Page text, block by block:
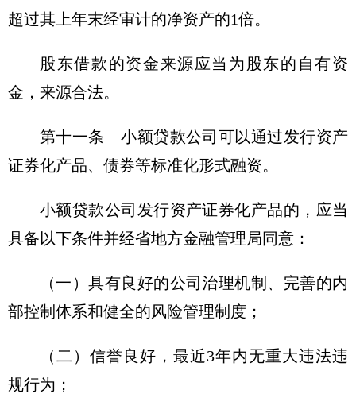
超过其上年末经审计的净资产的1倍。
股东借款的资金来源应当为股东的自有资
金，来源合法。
第十一条 小额贷款公司可以通过发行资产
证券化产品、债券等标准化形式融资。
小额贷款公司发行资产证券化产品的，应当
具备以下条件并经省地方金融管理局同意：
（一）具有良好的公司治理机制、完善的内
部控制体系和健全的风险管理制度；
（二）信誉良好，最近3年内无重大违法违
规行为；